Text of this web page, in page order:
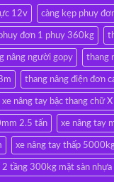
12v càng kẹp phuy
đơn 1 phuy 360kg
nâng người gopy thang
thang nâng điện đơn
xe nâng tay bậc thang chữ
2.5 tấn xe nâng tay
xe nâng tay thấp
2 tầng 300kg mặt sàn nhựa